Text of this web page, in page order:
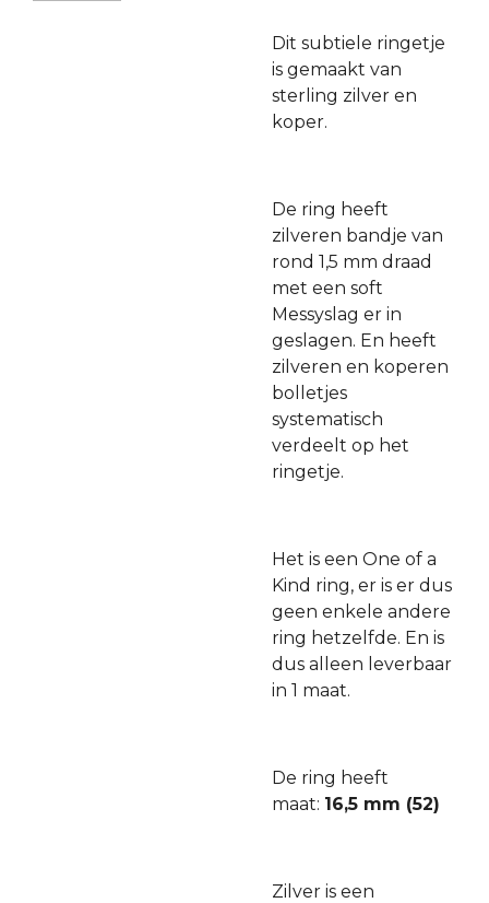
Dit subtiele ringetje
is gemaakt van
sterling zilver en
koper.
De ring heeft
zilveren bandje van
rond 1,5 mm draad
met een soft
Messyslag er in
geslagen. En heeft
zilveren en koperen
bolletjes
systematisch
verdeelt op het
ringetje.
Het is een One of a
Kind ring, er is er dus
geen enkele andere
ring hetzelfde. En is
dus alleen leverbaar
in 1 maat.
De ring heeft
maat: 16,5 mm (52)
Zilver is een